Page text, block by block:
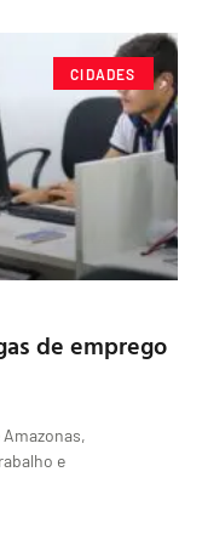
CIDADES
de emprego
e